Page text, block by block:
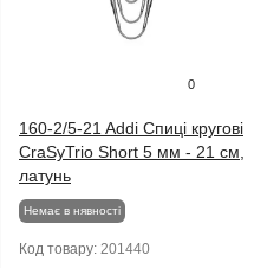
0
160-2/5-21 Addi Спиці кругові
CraSyTrio Short 5 мм - 21 см,
латунь
Немає в нявності
Код товару: 201440